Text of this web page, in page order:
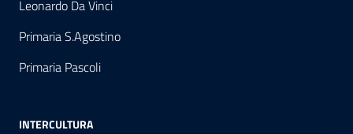
Leonardo Da Vinci
Primaria S.Agostino
Primaria Pascoli
INTERCULTURA